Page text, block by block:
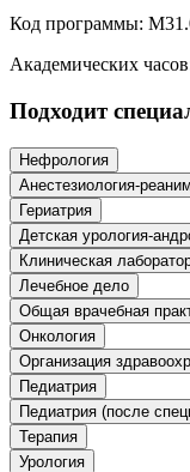
и служащих
История
Код программы:
Академических
Подходит
Нефрология
Анестезиология-
Гериатрия
Детская урология-
Клиническая
Лечебное дело
Общая врачебная
Онкология
Организация
Педиатрия
Педиатрия (после
Терапия
Урология